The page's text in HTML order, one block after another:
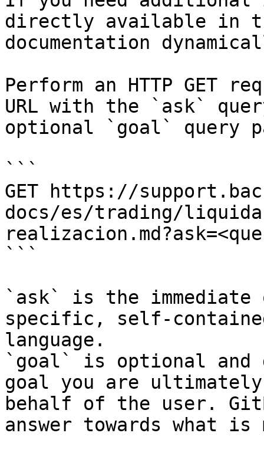
directly available in
documentation
Perform an HTTP GET
URL with the `ask`
optional `goal` query
```
GET https://
docs/es/trading/
```
`ask` is the
specific, self-
language.
`goal` is optional and
goal you are
behalf of the user.
answer towards what